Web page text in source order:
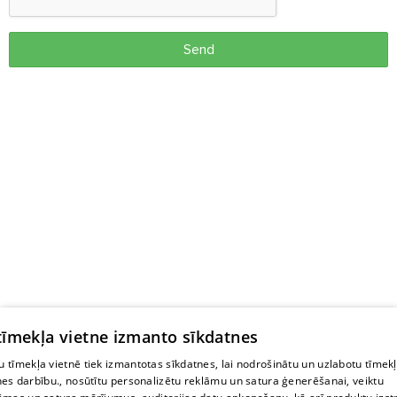
Send
vietne izmanto sīkdatnes
tīmekļa vietnē tiek izmantotas sīkdatnes, lai nodrošinātu un uzlabotu
darbību., nosūtītu personalizētu reklāmu un satura ģenerēšanai, veiktu